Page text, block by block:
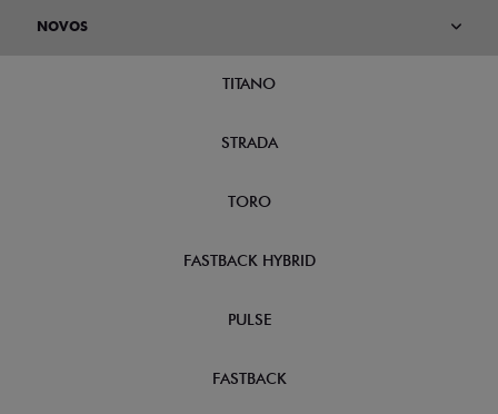
NOVOS
TITANO
STRADA
TORO
FASTBACK HYBRID
PULSE
FASTBACK